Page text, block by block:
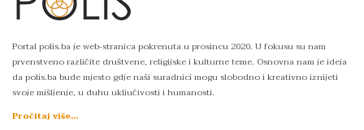
Portal polis.ba je web-stranica pokrenuta u prosincu 2020. U fokusu su nam
prvenstveno različite društvene, religijske i kulturne teme. Osnovna nam je ideja
da polis.ba bude mjesto gdje naši suradnici mogu slobodno i kreativno iznijeti
svoje mišljenje, u duhu uključivosti i humanosti.
Pročitaj više...